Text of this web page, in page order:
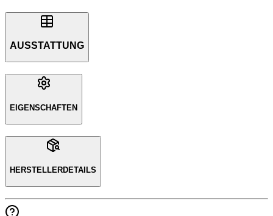
AUSSTATTUNG
EIGENSCHAFTEN
HERSTELLERDETAILS